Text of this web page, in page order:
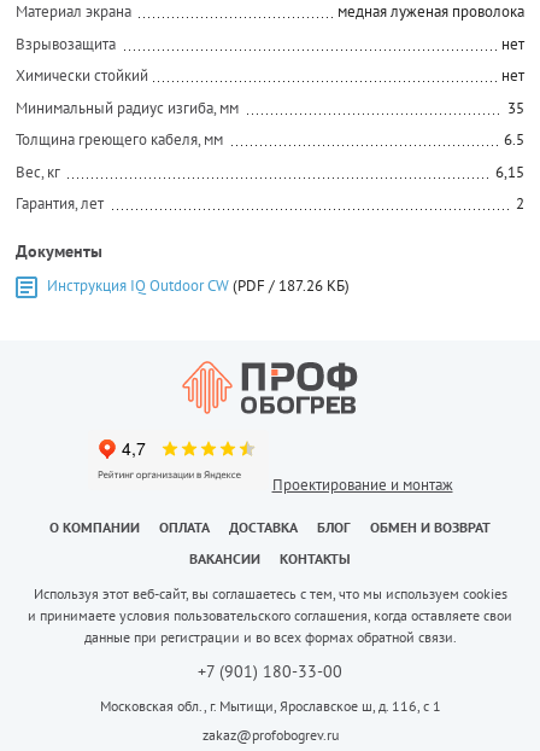
Материал экрана
медная луженая проволока
Взрывозащита
нет
Химически стойкий
нет
Минимальный радиус изгиба, мм
35
Толщина греющего кабеля, мм
6.5
Вес, кг
6,15
Гарантия, лет
2
Документы
Инструкция IQ Outdoor CW(PDF / 187.26 КБ)
Проектирование и монтаж
О КОМПАНИИ ОПЛАТА ДОСТАВКА БЛОГ
ОБМЕН И ВОЗВРАТ
ВАКАНСИИ
КОНТАКТЫ
Используя этот веб-сайт, вы соглашаетесь с тем, что мы используем cookies
и принимаете условия пользовательского соглашения, когда оставляете свои
данные при регистрации и во всех формах обратной связи.
+7 (901) 180-33-00
Московская обл., г. Мытищи, Ярославское ш, д. 116, с 1
zakaz@profobogrev.ru